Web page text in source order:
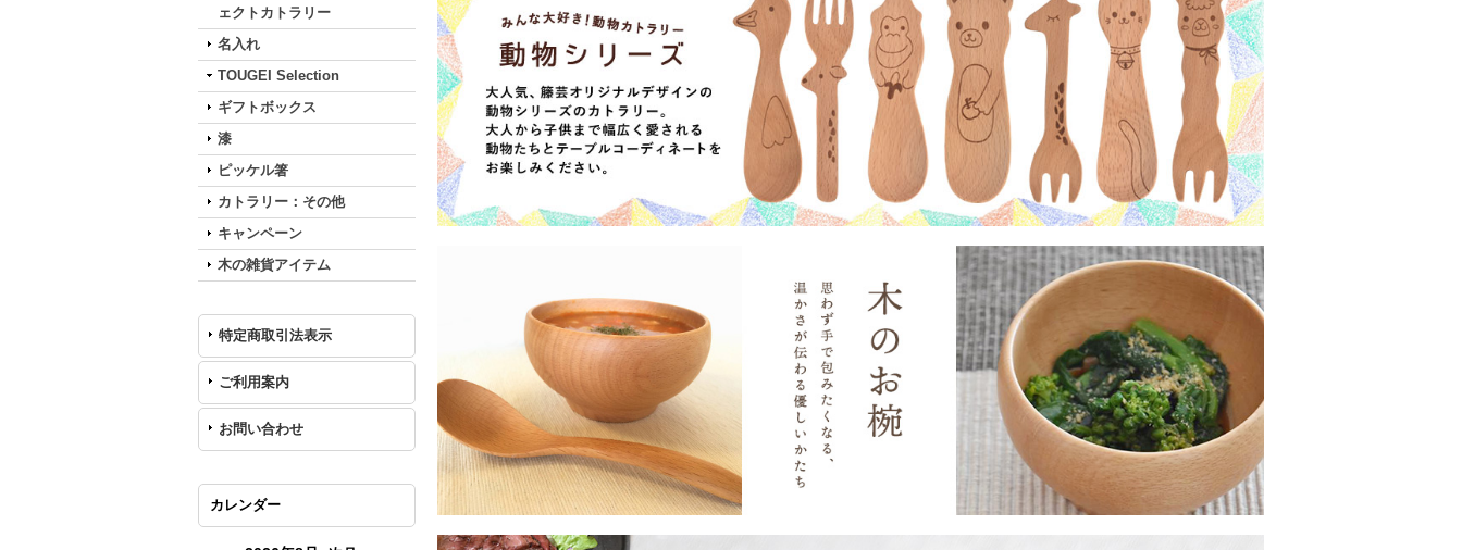
ェクトカトラリー
名入れ
TOUGEI Selection
ギフトボックス
漆
ピッケル箸
カトラリー：その他
キャンペーン
木の雑貨アイテム
特定商取引法表示
ご利用案内
お問い合わせ
カレンダー